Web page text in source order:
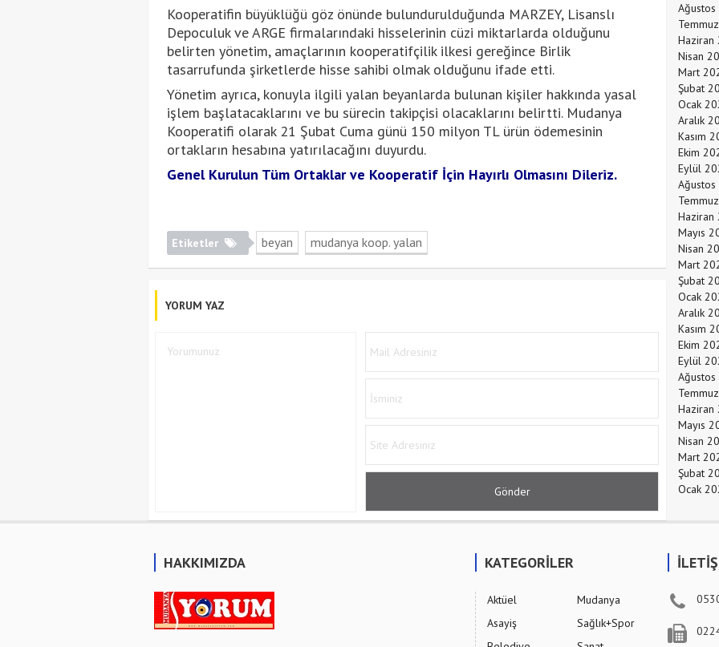
Kooperatifin büyüklüğü göz önünde bulundurulduğunda MARZEY, Lisanslı
Depoculuk ve ARGE firmalarındaki hisselerinin cüzi miktarlarda olduğunu
belirten yönetim, amaçlarının kooperatifçilik ilkesi gereğince Birlik
tasarrufunda şirketlerde hisse sahibi olmak olduğunu ifade etti.
Yönetim ayrıca, konuyla ilgili yalan beyanlarda bulunan kişiler hakkında yasal
işlem başlatacaklarını ve bu sürecin takipçisi olacaklarını belirtti. Mudanya
Kooperatifi olarak 21 Şubat Cuma günü 150 milyon TL ürün ödemesinin
ortakların hesabına yatırılacağını duyurdu.
Genel Kurulun Tüm Ortaklar ve Kooperatif İçin Hayırlı Olmasını Dileriz.
Etiketler beyan mudanya koop. yalan
YORUM YAZ
Haziran
Nisan
Mart
Şubat
Ocak
Aralık
Kasım
Ekim
Eylül
Haziran
Mayıs
Nisan
Mart
Şubat
Ocak
Aralık
Kasım
Ekim
Eylül
Haziran
Mayıs
Nisan
Mart
Şubat
Ocak
HAKKIMIZDA KATEGORİLER
Aktüel
Asayiş
Mudanya
Sağlık+Spor